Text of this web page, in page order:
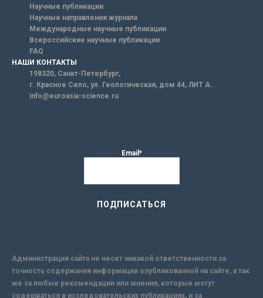
Научные публикации
Научные направления журнала
Международные научные публикации
Всероссийские научные публикации
FAQ
НАШИ КОНТАКТЫ
198320, Санкт-Петербург,
г. Красное Село, ул. Геологическая, дом 44, ЛИТ А.
info@euroasia-science.ru
Email*
Администрация сайта не несет никакой ответственности за
точность содержания информации опубликованной на сайте, а так
же за любые рекомендации или мнения, которые могут
содержаться в исследовательских публикациях, и за